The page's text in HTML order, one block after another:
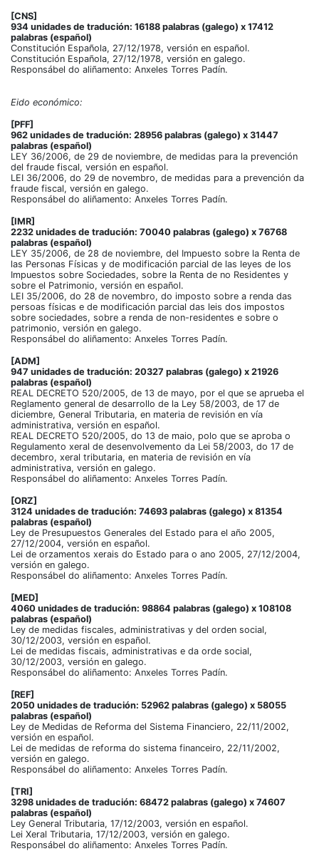
[CNS]
934 unidades de tradución: 16188 palabras (galego) x 17412
palabras (español)
Constitución Española, 27/12/1978, versión en español.
Constitución Española, 27/12/1978, versión en galego.
Responsábel do aliñamento: Anxeles Torres Padín.
Eido económico:
[PFF]
962 unidades de tradución: 28956 palabras (galego) x 31447
palabras (español)
LEY 36/2006, de 29 de noviembre, de medidas para la prevención
del fraude fiscal, versión en español.
LEI 36/2006, do 29 de novembro, de medidas para a prevención da
fraude fiscal, versión en galego.
Responsábel do aliñamento: Anxeles Torres Padín.
[IMR]
2232 unidades de tradución: 70040 palabras (galego) x 76768
palabras (español)
LEY 35/2006, de 28 de noviembre, del Impuesto sobre la Renta de
las Personas Físicas y de modificación parcial de las leyes de los
Impuestos sobre Sociedades, sobre la Renta de no Residentes y
sobre el Patrimonio, versión en español.
LEI 35/2006, do 28 de novembro, do imposto sobre a renda das
persoas físicas e de modificación parcial das leis dos impostos
sobre sociedades, sobre a renda de non-residentes e sobre o
patrimonio, versión en galego.
Responsábel do aliñamento: Anxeles Torres Padín.
[ADM]
947 unidades de tradución: 20327 palabras (galego) x 21926
palabras (español)
REAL DECRETO 520/2005, de 13 de mayo, por el que se aprueba el
Reglamento general de desarrollo de la Ley 58/2003, de 17 de
diciembre, General Tributaria, en materia de revisión en vía
administrativa, versión en español.
REAL DECRETO 520/2005, do 13 de maio, polo que se aproba o
Regulamento xeral de desenvolvemento da Lei 58/2003, do 17 de
decembro, xeral tributaria, en materia de revisión en vía
administrativa, versión en galego.
Responsábel do aliñamento: Anxeles Torres Padín.
[ORZ]
3124 unidades de tradución: 74693 palabras (galego) x 81354
palabras (español)
Ley de Presupuestos Generales del Estado para el año 2005,
27/12/2004, versión en español.
Lei de orzamentos xerais do Estado para o ano 2005, 27/12/2004,
versión en galego.
Responsábel do aliñamento: Anxeles Torres Padín.
[MED]
4060 unidades de tradución: 98864 palabras (galego) x 108108
palabras (español)
Ley de medidas fiscales, administrativas y del orden social,
30/12/2003, versión en español.
Lei de medidas fiscais, administrativas e da orde social,
30/12/2003, versión en galego.
Responsábel do aliñamento: Anxeles Torres Padín.
[REF]
2050 unidades de tradución: 52962 palabras (galego) x 58055
palabras (español)
Ley de Medidas de Reforma del Sistema Financiero, 22/11/2002,
versión en español.
Lei de medidas de reforma do sistema financeiro, 22/11/2002,
versión en galego.
Responsábel do aliñamento: Anxeles Torres Padín.
[TRI]
3298 unidades de tradución: 68472 palabras (galego) x 74607
palabras (español)
Ley General Tributaria, 17/12/2003, versión en español.
Lei Xeral Tributaria, 17/12/2003, versión en galego.
Responsábel do aliñamento: Anxeles Torres Padín.